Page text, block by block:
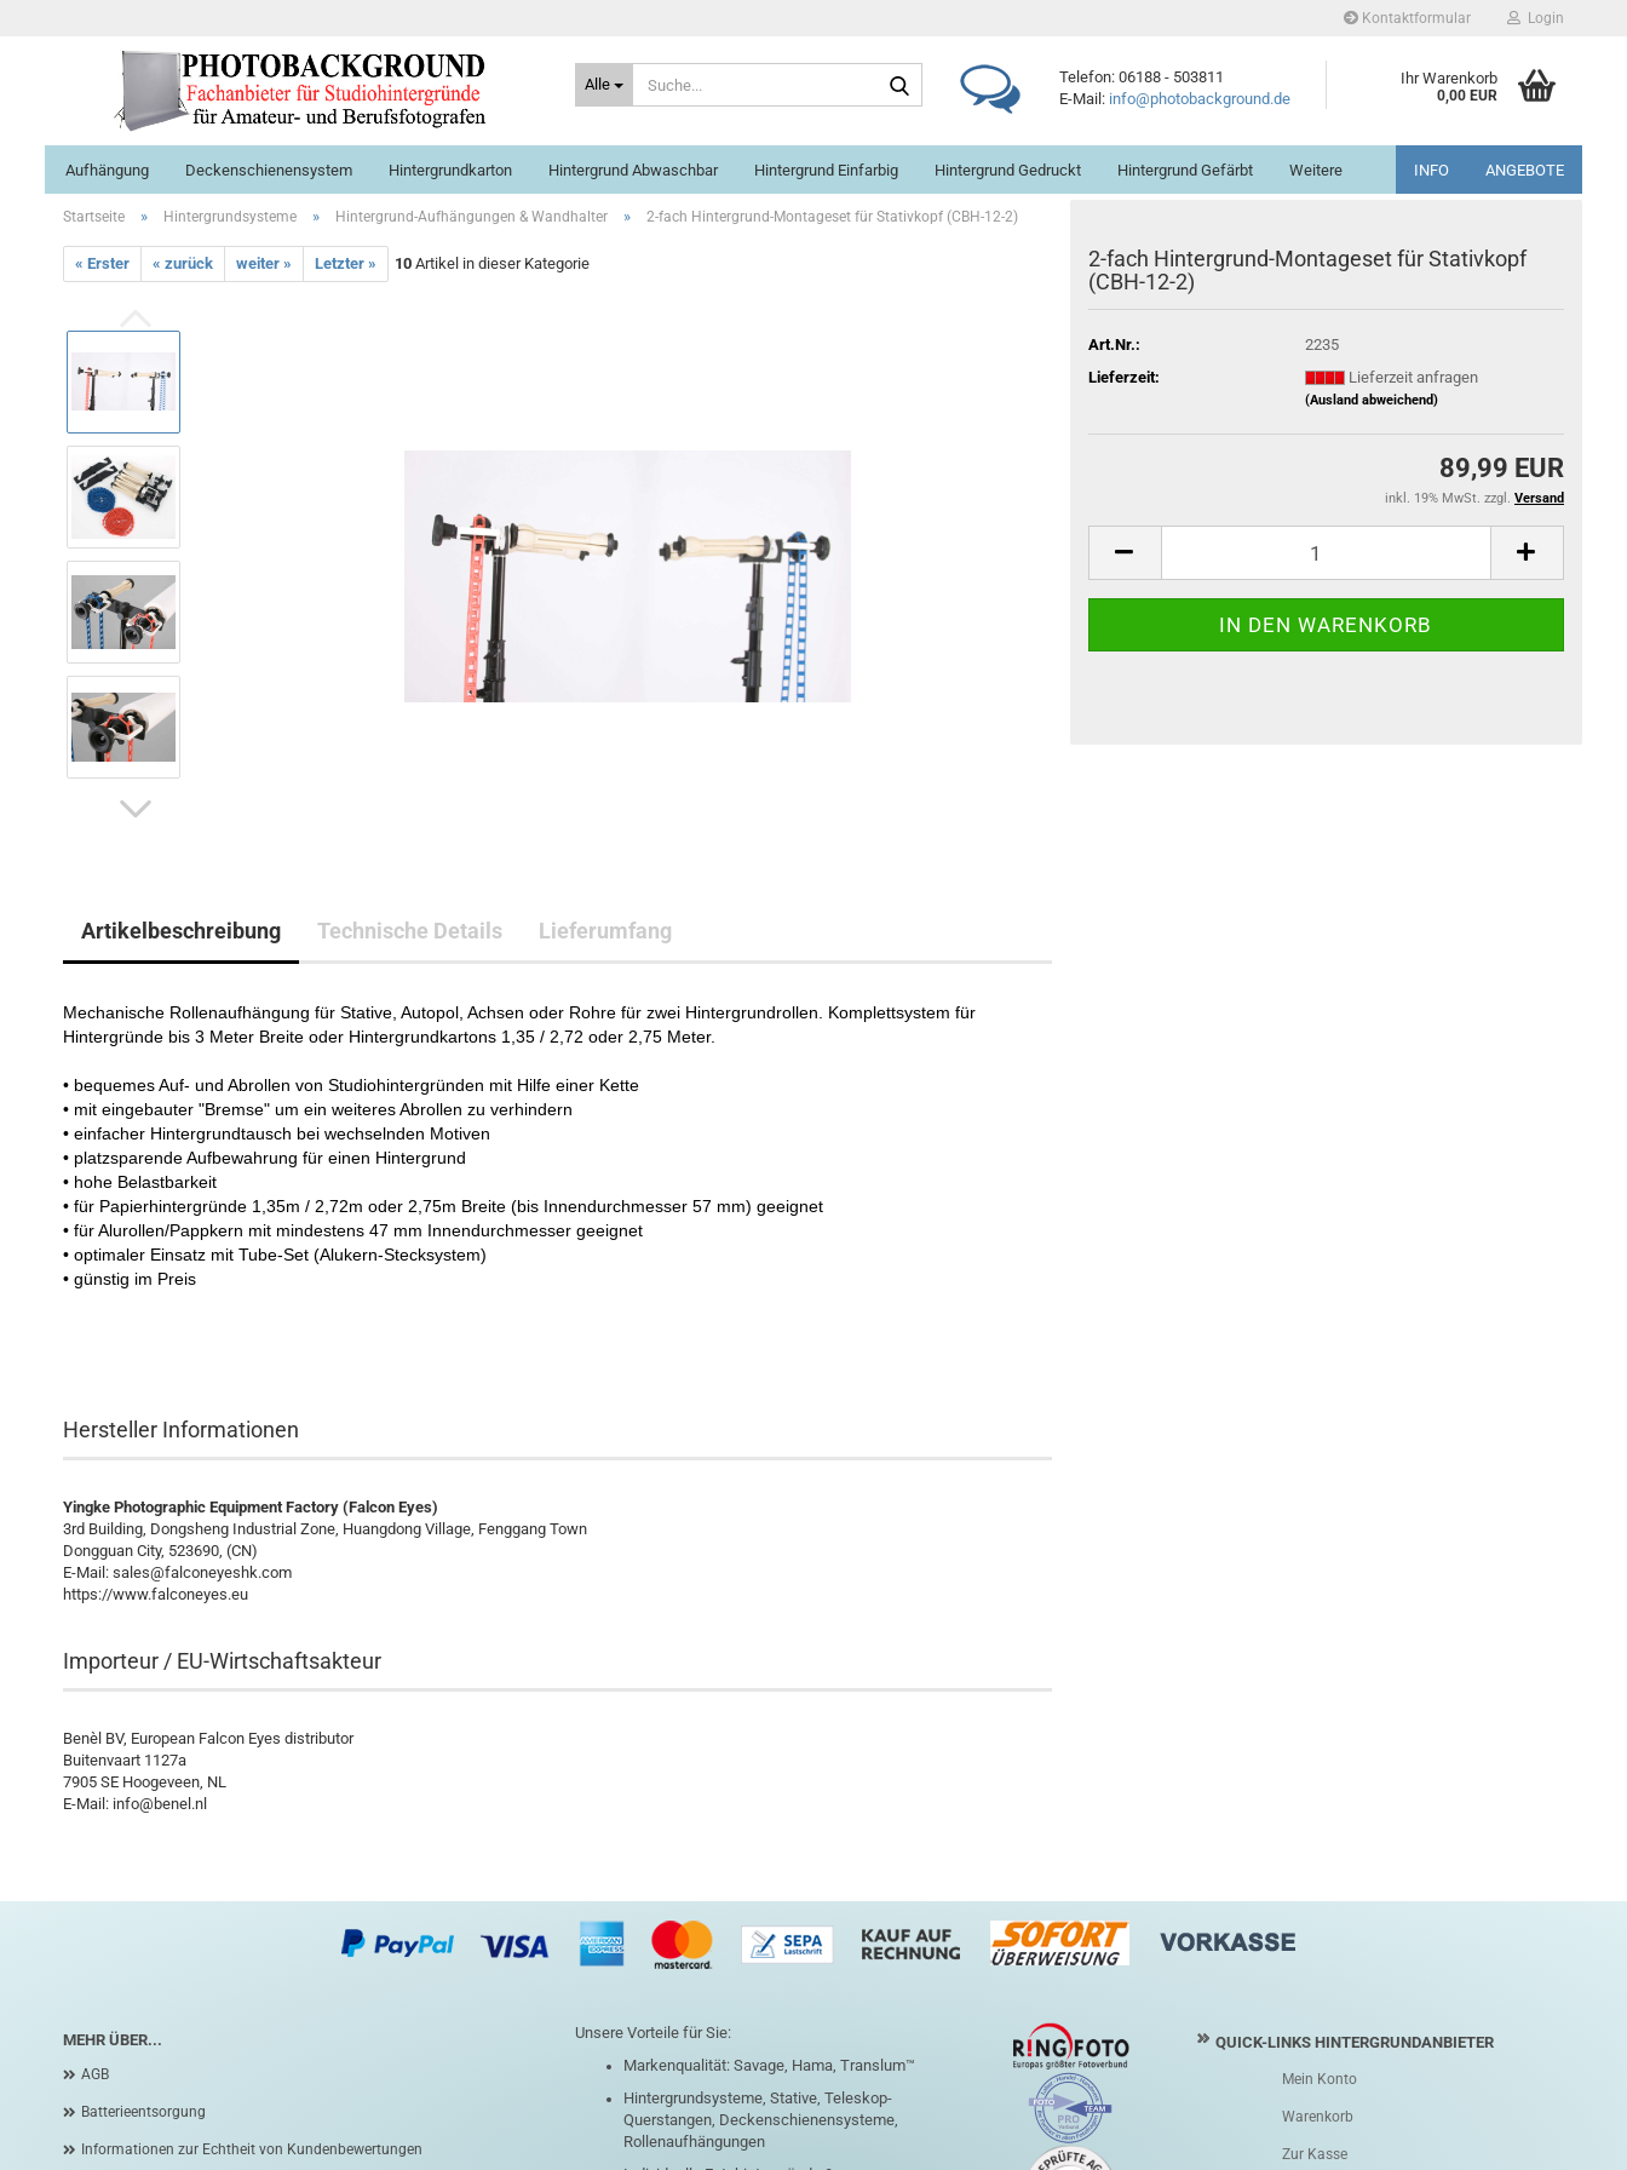
Kontaktformular Login
Alle
Suche...
Telefon: 06188 - 503811
E-Mail: info@photobackground.de
Ihr Warenkorb
0,00 EUR
Aufhängung Deckenschienensystem Hintergrundkarton Hintergrund Abwaschbar Hintergrund Einfarbig Hintergrund Gedruckt Hintergrund Gefärbt INFO ANGEBOTE
Weitere
Startseite » Hintergrundsysteme » Hintergrund-Aufhängungen & Wandhalter » 2-fach Hintergrund-Montageset für Stativkopf (CBH-12-2)
« Erster « zurück weiter » Letzter » 10 Artikel in dieser Kategorie
2-fach Hintergrund-Montageset für Stativkopf
(CBH-12-2)
Art.Nr.:
2235
Lieferzeit:
Lieferzeit anfragen
(Ausland abweichend)
89,99 EUR
inkl. 19% MwSt. zzgl. Versand
Artikelbeschreibung Technische Details Lieferumfang
Mechanische Rollenaufhängung für Stative, Autopol, Achsen oder Rohre für zwei Hintergrundrollen. Komplettsystem für
Hintergründe bis 3 Meter Breite oder Hintergrundkartons 1,35 / 2,72 oder 2,75 Meter.
• bequemes Auf- und Abrollen von Studiohintergründen mit Hilfe einer Kette
• mit eingebauter "Bremse" um ein weiteres Abrollen zu verhindern
• einfacher Hintergrundtausch bei wechselnden Motiven
• platzsparende Aufbewahrung für einen Hintergrund
• hohe Belastbarkeit
• für Papierhintergründe 1,35m / 2,72m oder 2,75m Breite (bis Innendurchmesser 57 mm) geeignet
• für Alurollen/Pappkern mit mindestens 47 mm Innendurchmesser geeignet
• optimaler Einsatz mit Tube-Set (Alukern-Stecksystem)
• günstig im Preis
Hersteller Informationen
Yingke Photographic Equipment Factory (Falcon Eyes)
3rd Building, Dongsheng Industrial Zone, Huangdong Village, Fenggang Town
Dongguan City, 523690, (CN)
E-Mail: sales@falconeyeshk.com
https://www.falconeyes.eu
Importeur / EU-Wirtschaftsakteur
Benèl BV, European Falcon Eyes distributor
Buitenvaart 1127a
7905 SE Hoogeveen, NL
E-Mail: info@benel.nl
MEHR ÜBER...
AGB
Batterieentsorgung
Informationen zur Echtheit von Kundenbewertungen
Unsere Vorteile für Sie:
Markenqualität: Savage, Hama, Translum™
Hintergrundsysteme, Stative, Teleskop-
Querstangen, Deckenschienensysteme,
Rollenaufhängungen
QUICK-LINKS HINTERGRUNDANBIETER
Mein Konto
Warenkorb
Zur Kasse